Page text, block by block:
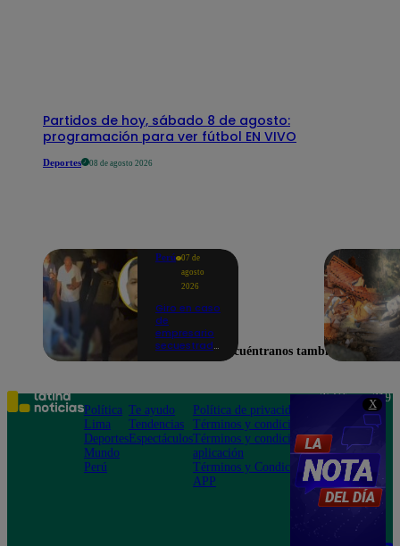
X
Partidos de hoy, sábado 8 de agosto:
programación para ver fútbol EN VIVO
Deportes 08 de agosto 2026
Perú 07 de
agosto
2026
Giro en caso
de
empresario
secuestrado
cuentas
Encuéntranos también en
Política
Lima
Deportes
Mundo
Perú
Te ayudo
Tendencias
Espectáculos
Política de privacidad
Términos y condiciones
Términos y condiciones
aplicación
Términos y Condiciones
APP
Teléfono: 219
Av. San
Felipe 968
Jesús María